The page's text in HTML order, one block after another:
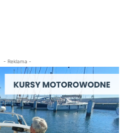
- Reklama -